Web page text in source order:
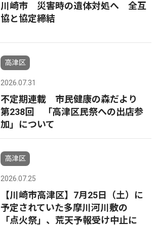
川崎市 災害時の遺体対処へ 全互
協と協定締結
高津区
2026.07.31
不定期連載 市民健康の森だより
第238回 「高津区民祭への出店参
加」について
高津区
2026.07.25
【川崎市高津区】7月25日（土）に
予定されていた多摩川河川敷の
「点火祭」、荒天予報受け中止に